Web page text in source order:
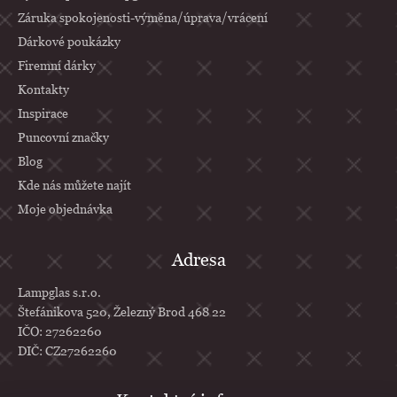
Záruka spokojenosti-výměna/úprava/vrácení
Dárkové poukázky
Firemní dárky
Kontakty
Inspirace
Puncovní značky
Blog
Kde nás můžete najít
Moje objednávka
Adresa
Lampglas s.r.o.
Štefánikova 520, Železný Brod 468 22
IČO: 27262260
DIČ: CZ27262260